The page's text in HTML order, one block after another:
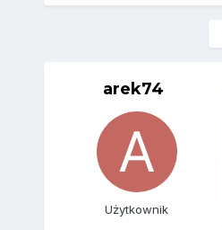
arek74
Użytkownik